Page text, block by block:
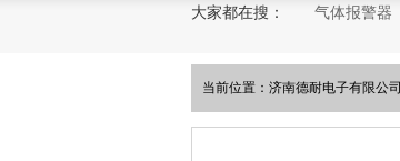
大家都在搜： 气体报警器
当前位置： 济南德耐电子有限公司